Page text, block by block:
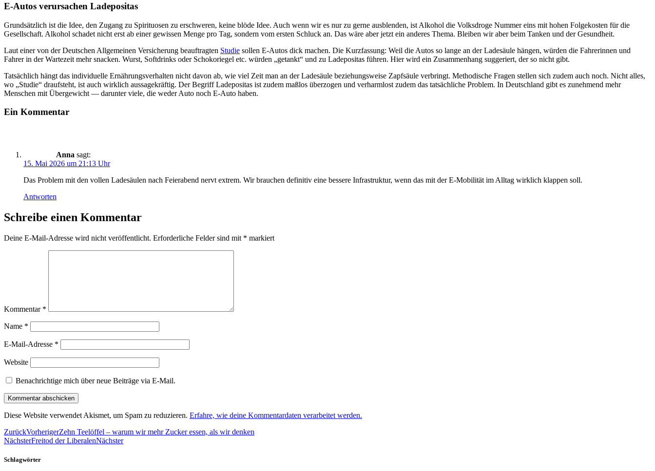
E-Autos verursachen Ladepositas
Grundsätzlich ist die Idee, den Zugang zu Spirituosen zu erschweren, keine blöde Idee. Auch wenn wir es nur zu gerne ausblenden, ist Alkohol die Volksdroge Nummer eins mit hohen Folgekosten für die
Gesellschaft. Alkohol schadet nicht erst ab einer gewissen Menge pro Tag, sondern vom ersten Schluck an. Das wäre aber jetzt ein anderes Thema. Bleiben wir aber beim Tanken und der Gesundheit.
Laut einer von der Deutschen Allgemeinen Versicherung beauftragten Studie sollen E-Autos dick machen. Die Kurzfassung: Weil die Autos so lange an der Ladesäule hängen, würden die Fahrerinnen und
Fahrer in der Wartezeit mehr snacken. Wurst, Softdrinks oder Schokoriegel etc. würden „getankt“ und zu Ladepositas führen. Hier wird ein Zusammenhang suggeriert, der so nicht gibt.
Tatsächlich hängt das individuelle Ernährungsverhalten nicht davon ab, wie viel Zeit man an der Ladesäule beziehungsweise Zapfsäule verbringt. Methodische Fragen stellen sich zudem auch noch. Nicht alles,
wo „Studie“ draufsteht, ist auch wirklich aussagekräftig. Der Begriff Ladepositas ist zudem maßlos überzogen und verharmlost zudem das tatsächliche Problem. In Deutschland gibt es zunehmend mehr
Menschen mit Übergewicht — darunter viele, die weder Auto noch E-Auto haben.
Ein Kommentar
Anna sagt:
15. Mai 2026 um 21:13 Uhr
Das Problem mit den vollen Ladesäulen nach Feierabend nervt extrem. Wir brauchen definitiv eine bessere Infrastruktur, wenn das mit der E-Mobilität im Alltag wirklich klappen soll.
Antworten
Schreibe einen Kommentar
Deine E-Mail-Adresse wird nicht veröffentlicht. Erforderliche Felder sind mit * markiert
Kommentar *
Name *
E-Mail-Adresse *
Website
Benachrichtige mich über neue Beiträge via E-Mail.
Diese Website verwendet Akismet, um Spam zu reduzieren. Erfahre, wie deine Kommentardaten verarbeitet werden.
ZurückVorherigerZehn Teelöffel – warum wir mehr Zucker essen, als wir denken
NächsterFreitod der LiberalenNächster
Schlagwörter